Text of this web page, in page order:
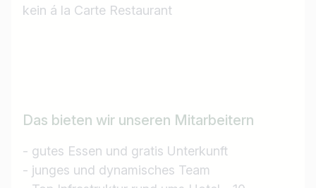
kein á la Carte Restaurant
Das bieten wir unseren Mitarbeitern
- gutes Essen und gratis Unterkunft
- junges und dynamisches Team